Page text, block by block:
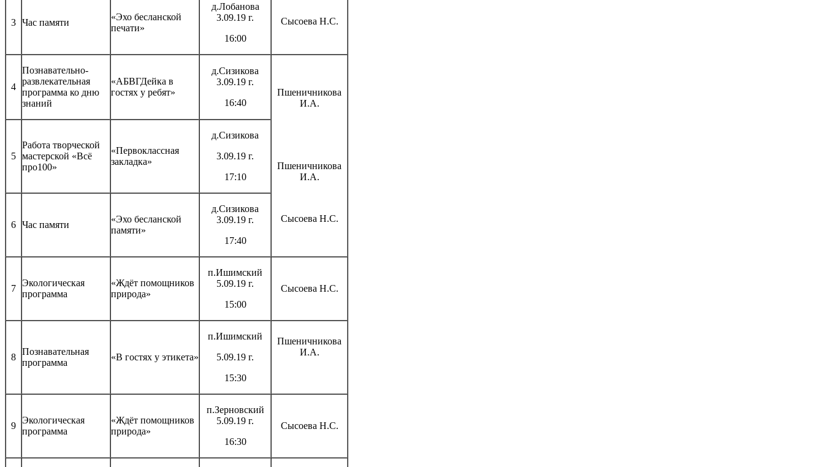
Сысоева Н.С.
3 Час памяти
«Эхо бесланской
печати»
д.Лобанова
3.09.19 г.
16:00
4
Познавательно-
развлекательная
программа ко дню
знаний
«АБВГДейка в
гостях у ребят»
д.Сизикова
3.09.19 г.
16:40
Пшеничникова
И.А.
Пшеничникова
И.А.
Сысоева Н.С.
5
Работа творческой
мастерской «Всё
про100»
«Первоклассная
закладка»
д.Сизикова
3.09.19 г.
17:10
6 Час памяти
«Эхо бесланской
памяти»
д.Сизикова
3.09.19 г.
17:40
7
Экологическая
программа
«Ждёт помощников
природа»
п.Ишимский
5.09.19 г.
15:00
Сысоева Н.С.
8
Познавательная
программа
«В гостях у этикета»
п.Ишимский
5.09.19 г.
15:30
Пшеничникова
И.А.
9
Экологическая
программа
«Ждёт помощников
природа»
п.Зерновский
5.09.19 г.
16:30
Сысоева Н.С.